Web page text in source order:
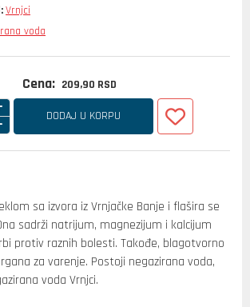
Vrnjci
voda
Cena: 209,90 RSD
DODAJ U KORPU
sa izvora iz Vrnjačke Banje i flašira se
sadrži natrijum, magnezijum i kalcijum
protiv raznih bolesti. Takođe, blagotvorno
za varenje. Postoji negazirana voda,
voda Vrnjci.